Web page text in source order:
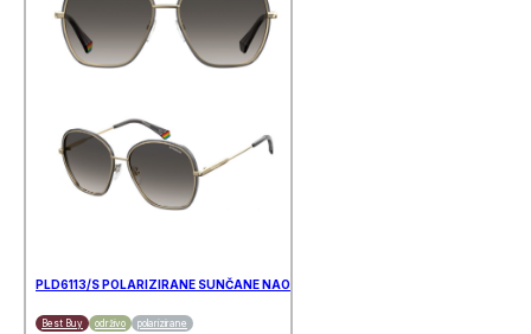
PLD6113/S POLARIZIRANE SUNČANE NAOČALE POLAROID
Best Buy održivo polarizirane